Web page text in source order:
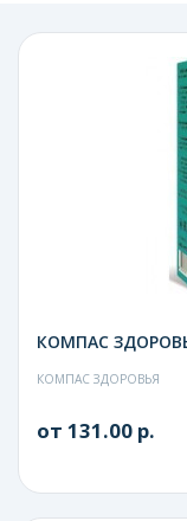
КОМПАС
КОМПАС ЗДОРОВЬЯ
от 131.00 р.